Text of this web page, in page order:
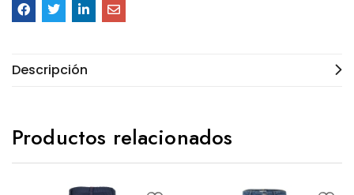
Descripción
Productos relacionados